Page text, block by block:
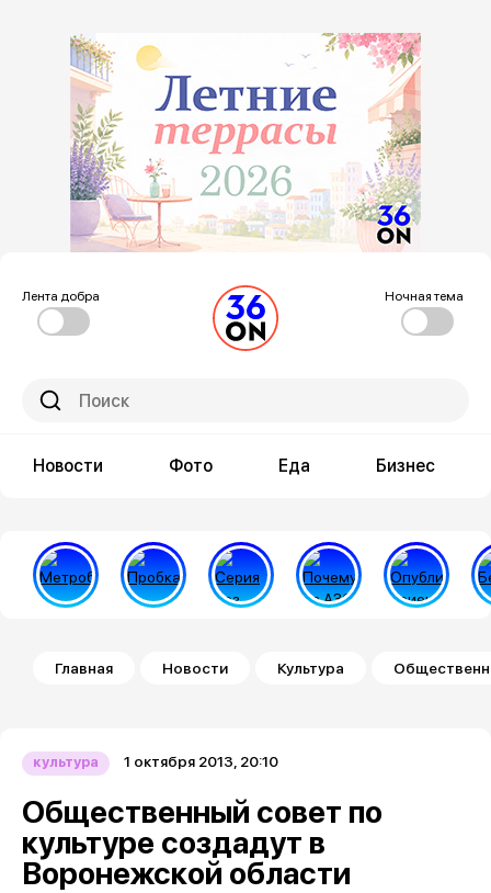
Лента добра Ночная тема
Новости Фото Еда Бизнес
Строка навигации
Главная Новости Культура
культура 1 октября 2013, 20:10
Общественный совет по
культуре создадут в
Воронежской области